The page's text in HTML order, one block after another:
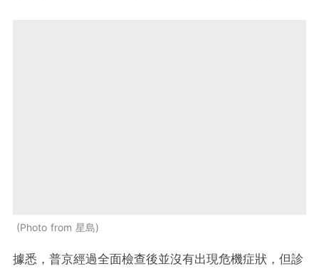
Photo from 星島
據悉，普京經過全面檢查後並沒有出現危機症狀，但診